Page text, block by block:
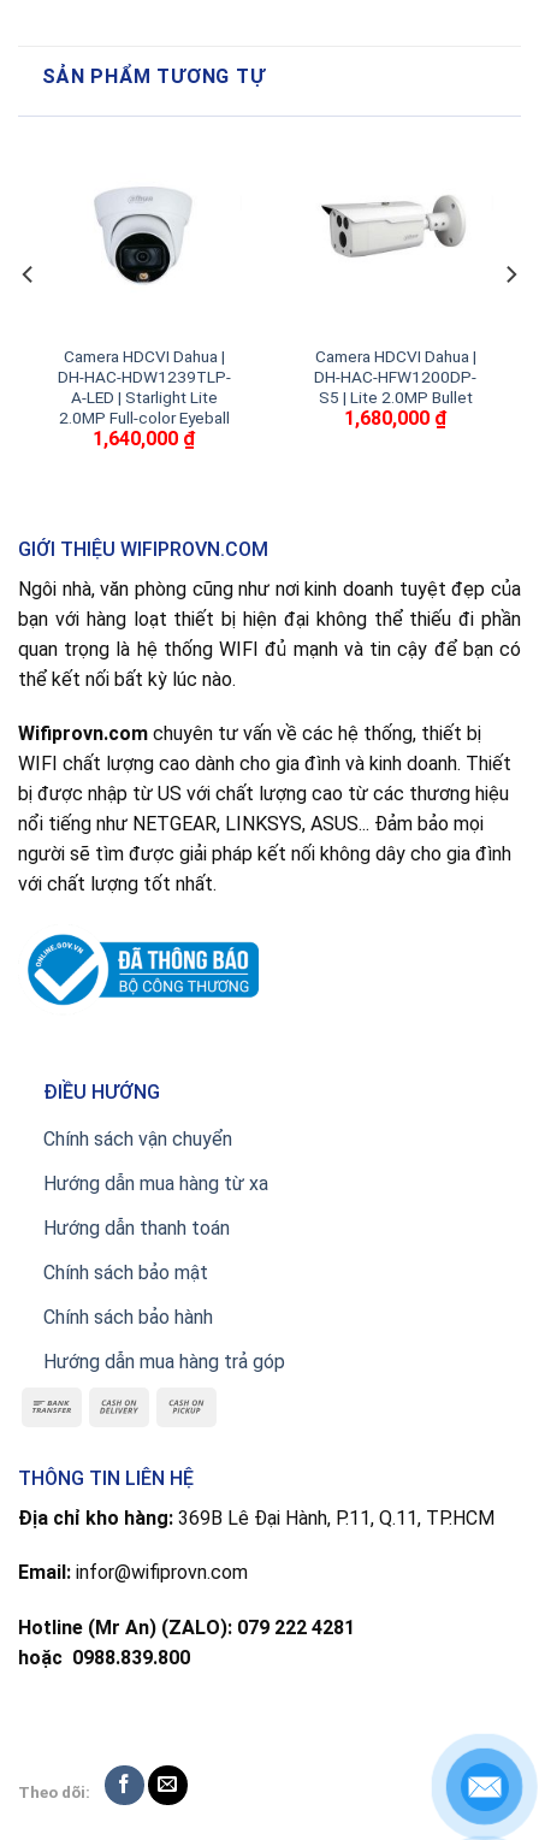
SẢN PHẨM TƯƠNG TỰ
Camera HDCVI Dahua |
DH-HAC-HDW1239TLP-
A-LED | Starlight Lite
2.0MP Full-color Eyeball
1,640,000 ₫
Camera HDCVI Dahua |
DH-HAC-HFW1200DP-
S5 | Lite 2.0MP Bullet
1,680,000 ₫
GIỚI THIỆU WIFIPROVN.COM
Ngôi nhà, văn phòng cũng như nơi kinh doanh tuyệt đẹp của
bạn với hàng loạt thiết bị hiện đại không thể thiếu đi phần
quan trọng là hệ thống WIFI đủ mạnh và tin cậy để bạn có
thể kết nối bất kỳ lúc nào.
Wifiprovn.com chuyên tư vấn về các hệ thống, thiết bị
WIFI chất lượng cao dành cho gia đình và kinh doanh. Thiết
bị được nhập từ US với chất lượng cao từ các thương hiệu
nổi tiếng như NETGEAR, LINKSYS, ASUS... Đảm bảo mọi
người sẽ tìm được giải pháp kết nối không dây cho gia đình
với chất lượng tốt nhất.
ĐIỀU HƯỚNG
Chính sách vận chuyển
Hướng dẫn mua hàng từ xa
Hướng dẫn thanh toán
Chính sách bảo mật
Chính sách bảo hành
Hướng dẫn mua hàng trả góp
THÔNG TIN LIÊN HỆ
Địa chỉ kho hàng: 369B Lê Đại Hành, P.11, Q.11, TP.HCM
Email: infor@wifiprovn.com
Hotline (Mr An) (ZALO): 079 222 4281
hoặc 0988.839.800
Theo dõi: